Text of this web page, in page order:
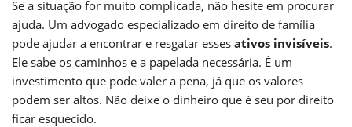
Se a situação for muito complicada, não hesite em procurar
ajuda. Um advogado especializado em direito de família
pode ajudar a encontrar e resgatar esses ativos invisíveis.
Ele sabe os caminhos e a papelada necessária. É um
investimento que pode valer a pena, já que os valores
podem ser altos. Não deixe o dinheiro que é seu por direito
ficar esquecido.